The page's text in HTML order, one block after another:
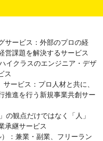
サービス：外部のプロの経
営課題を解決するサービス
イクラスのエンジニア・デザ
ス
ービス：プロ人材と共に、
推進を行う新規事業共創サー
の観点だけではなく「人」
承継サービス
：兼業・副業、フリーラン